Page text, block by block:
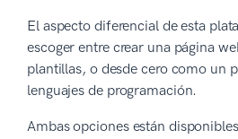
El aspecto diferencial de esta
escoger entre crear una página
plantillas, o desde cero como un
lenguajes de programación.
Ambas opciones están